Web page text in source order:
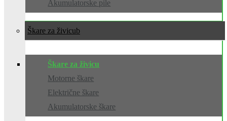
Akumulatorske pile
Škare za živicu
Škare za živicu
Motorne škare
Električne škare
Akumulatorske škare